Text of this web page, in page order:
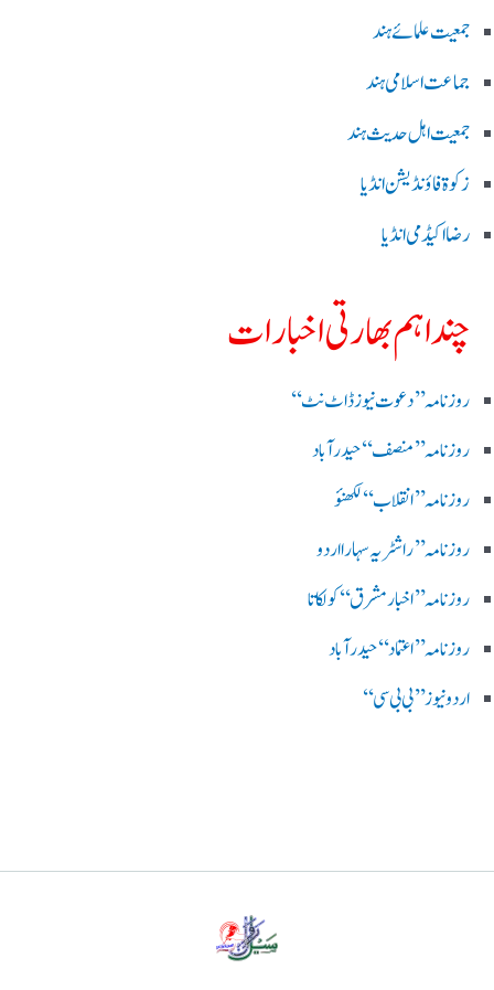
جمعیت علمائے ہند
جماعت اسلامی ہند
جمعیت اہل حدیث ہند
زکوۃ فاؤنڈیشن انڈیا
رضا اکیڈمی انڈیا
چند اہم بھارتی اخبارات
روز نامہ ’’ دعوت نیوز ڈاٹ نٹ‘‘
روزنامہ ’’ منصف‘‘ حیدر آباد
روزنامہ ’’ انقلاب‘‘ لکھنؤ
روز نامہ ’’راشٹریہ سہارا اردو
روزنامہ ’’اخبارمشرق‘‘ کولکاتا
روزنامہ ’’اعتماد‘‘ حیدرآباد
اردو نیوز ’’بی بی سی‘‘